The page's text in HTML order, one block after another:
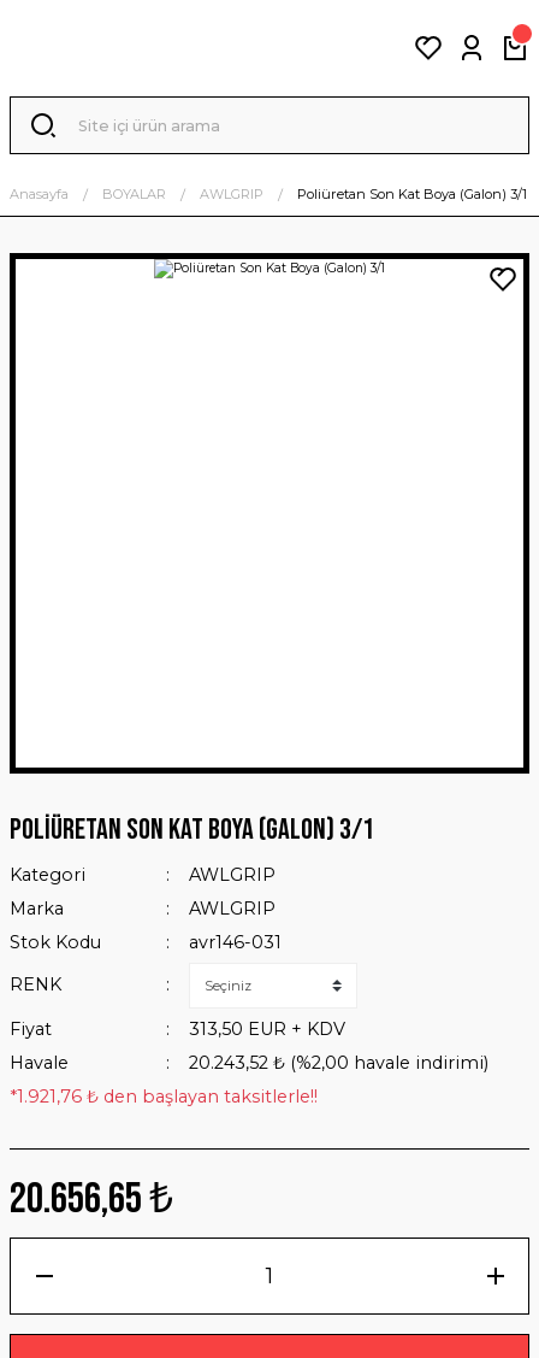
Anasayfa BOYALAR AWLGRIP Poliüretan Son Kat Boya (Galon) 3/1
Poliüretan Son Kat Boya (Galon) 3/1
Kategori
AWLGRIP
Marka
AWLGRIP
Stok Kodu
avr146-031
RENK
Fiyat
313,50 EUR + KDV
Havale
20.243,52 ₺ (%2,00 havale indirimi)
*1.921,76 ₺ den başlayan taksitlerle!!
20.656,65 ₺